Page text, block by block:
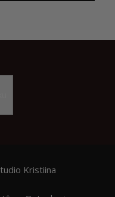
Kristiina